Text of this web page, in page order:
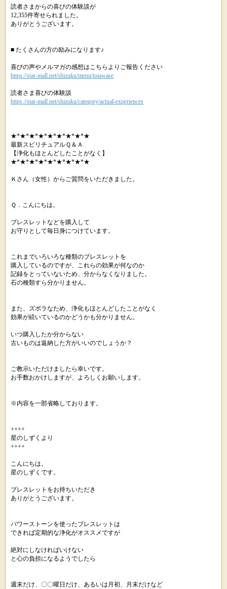
読者さまからの喜びの体験談が
12,355件寄せられました。
ありがとうございます。
■ たくさんの方の励みになります♪
喜びの声やメルマガの感想はこちらよりご報告ください
https://star-mall.net/shizuku/menu/toiawase
読者さま喜びの体験談
https://star-mall.net/shizuku/category/actual-experiences
★*★*★*★*★*★*★*★*★
最新スピリチュアルＱ＆Ａ
【浄化もほとんどしたことがなく】
★*★*★*★*★*★*★*★*★
Ｋさん（女性）からご質問をいただきました。
Ｑ．こんにちは。
ブレスレットなどを購入して
お守りとして毎日身につけています。
これまでいろいろな種類のブレスレットを
購入しているのですが、これらの効果が何なのか
記録をとっていないため、分からなくなりました。
石の種類すら分かりません。
また、ズボラなため、浄化もほとんどしたことがなく
効果が続いているのかどうかも分かりません。
いつ購入したか分からない
古いものは返納した方がいいのでしょうか？
ご教示いただけましたら幸いです。
お手数おかけしますが、よろしくお願いします。
※内容を一部省略しております。
++++
星のしずくより
++++
こんにちは。
星のしずくです。
ブレスレットをお持ちいただき
ありがとうございます。
パワーストーンを使ったブレスレットは
できれば定期的な浄化がオススメですが
絶対にしなければいけない
と心の負担になるようでしたら
週末だけ、〇〇曜日だけ、あるいは月初、月末だけなど